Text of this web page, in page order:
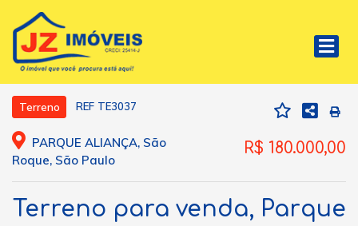
Terreno REF TE3037
PARQUE ALIANÇA, São
Roque, São Paulo
R$ 180.000,00
Terreno para venda, Parque